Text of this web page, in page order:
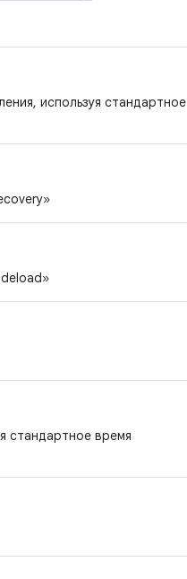
используя стандартное
стандартное время